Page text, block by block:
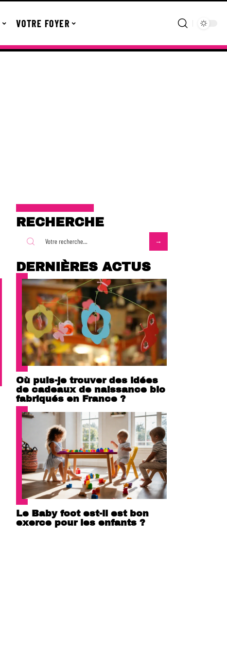
VOTRE FOYER
RECHERCHE
DERNIÈRES ACTUS
Où puis-je trouver des idées
de cadeaux de naissance bio
fabriqués en France ?
Le Baby foot est-il est bon
exerce pour les enfants ?